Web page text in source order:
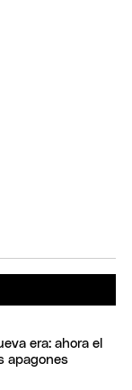
era: ahora el
apagones